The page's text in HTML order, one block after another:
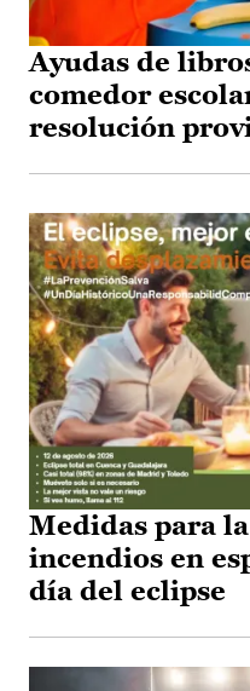
Ayudas de
comedor
resolución
Medidas para
incendios en
día del eclipse